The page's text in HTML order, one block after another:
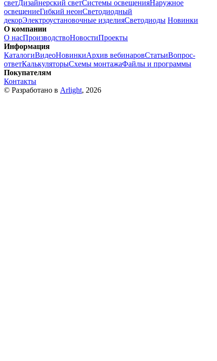
светДизайнерский светСистемы освещенияНаружное
освещениеГибкий неонСветодиодный
декорЭлектроустановочные изделияСветодиоды Новинки
О компании
О насПроизводствоНовостиПроекты
Информация
КаталогиВидеоНовинкиАрхив вебинаровСтатьиВопрос-
ответКалькуляторыСхемы монтажаФайлы и программы
Покупателям
Контакты
© Разработано в Arlight, 2026